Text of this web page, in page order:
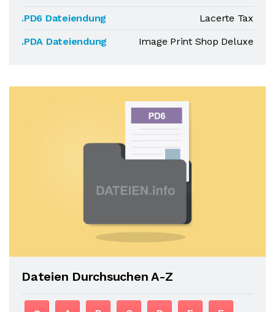
.PD6 Dateiendung
Lacerte Tax
.PDA Dateiendung
Image Print Shop Deluxe
Dateien Durchsuchen A-Z